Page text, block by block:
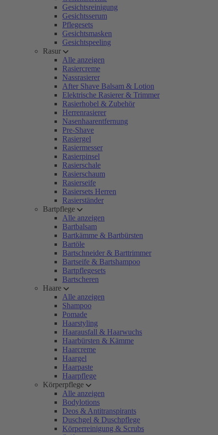
Gesichtsreinigung
Gesichtsserum
Pflegesets
Gesichtsmasken
Gesichtspeeling
Rasur
Alle anzeigen
Rasiercreme
Nassrasierer
After Shave Balsam & Lotion
Elektrische Rasierer & Trimmer
Rasierhobel & Zubehör
Herrenrasierer
Nasenhaarentfernung
Pre-Shave
Rasiergel
Rasiermesser
Rasierpinsel
Rasierschale
Rasierschaum
Rasierseife
Rasiersets Herren
Rasierständer
Bartpflege
Alle anzeigen
Bartbalsam
Bartkämme & Bartbürsten
Bartöle
Bartschneider & Barttrimmer
Bartseife & Bartshampoo
Bartpflegesets
Bartscheren
Haare
Alle anzeigen
Shampoo
Pomade
Haarstyling
Haarausfall & Haarwuchs
Haarbürsten & Kämme
Haarcreme
Haargel
Haarpaste
Haarpflege
Körperpflege
Alle anzeigen
Bodylotions
Deos & Antitranspirants
Duschgel & Duschpflege
Körperreinigung & Scrubs